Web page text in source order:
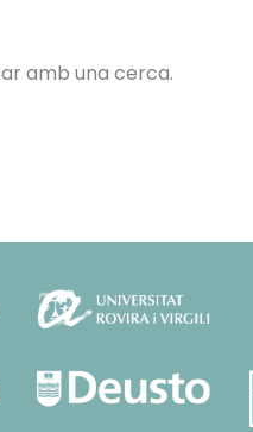
amb una cerca.